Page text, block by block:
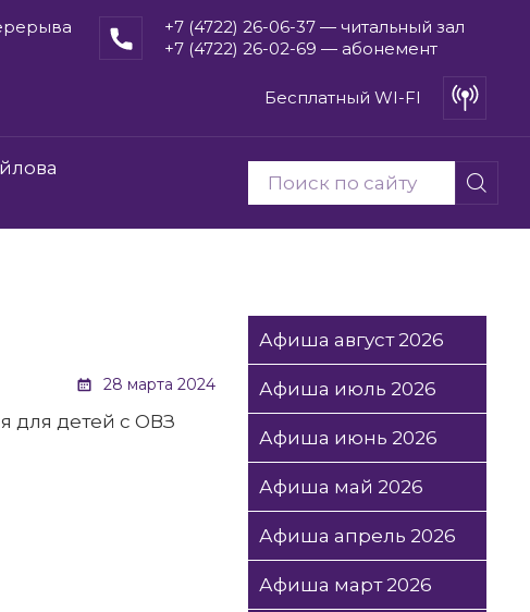
+7 (4722) 26-06-37 — читальный зал
+7 (4722) 26-02-69 — абонемент
Бесплатный WI-FI
28 марта 2024
для детей с ОВЗ
Афиша август 2026
Афиша июль 2026
Афиша июнь 2026
Афиша май 2026
Афиша апрель 2026
Афиша март 2026